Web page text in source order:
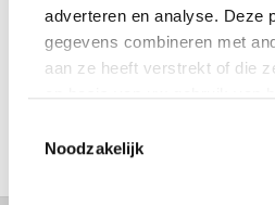
adverteren en analyse. Deze
gegevens combineren met
aan ze heeft verstrekt of die
Noodzakelijk
MAMA